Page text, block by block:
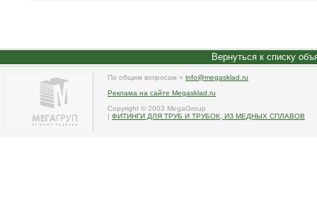
Вернуться к списку
По общим вопросам » info@megasklad.ru
Реклама на сайте Megasklad.ru
Copyright © 2003 MegaGroup
| ФИТИНГИ ДЛЯ ТРУБ И ТРУБОК, ИЗ МЕДНЫХ СПЛАВОВ